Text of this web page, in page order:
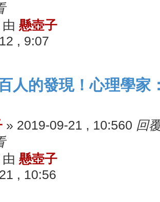
由 懸壺子
, 9:07
人的發現！心理學家
» 2019-09-21 , 10:560 回
由 懸壺子
, 10:56